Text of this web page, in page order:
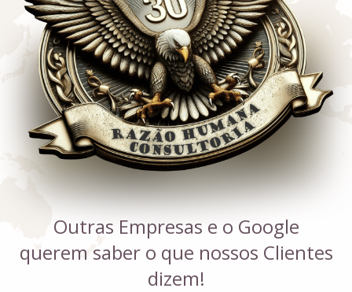
Outras Empresas e o Google
querem saber o que nossos Clientes
dizem!